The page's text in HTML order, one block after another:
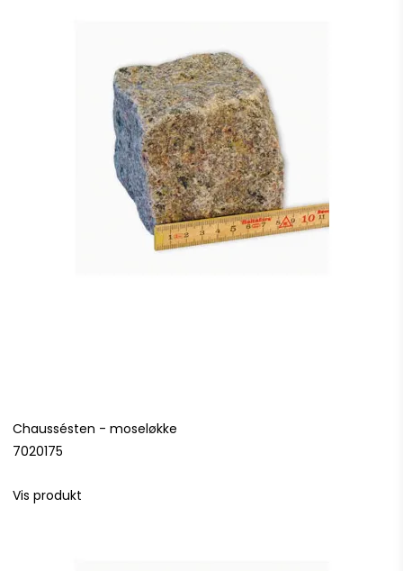
Chaussésten - moseløkke
7020175
Vis produkt